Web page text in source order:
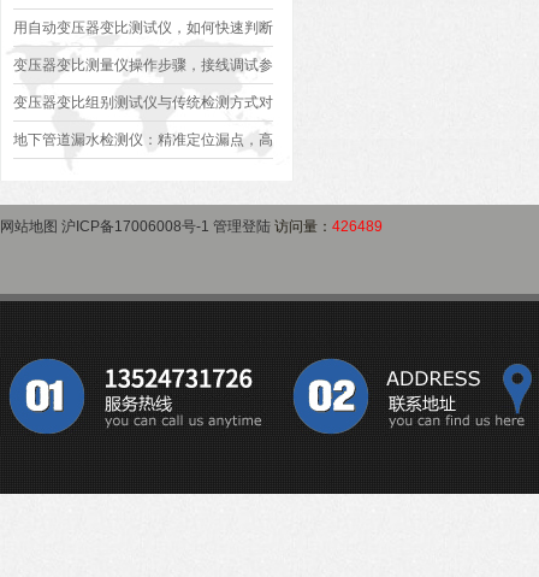
异常排查方案
型、接线规范、报告生成全流程标准化操
作指南
用自动变压器变比测试仪，如何快速判断
变压器是否合格？
变压器变比测量仪操作步骤，接线调试参
数设定变比测试数据保存使用教程
变压器变比组别测试仪与传统检测方式对
比：精度、速度与安全性深度分析
地下管道漏水检测仪：精准定位漏点，高
网站地图 沪ICP备17006008号-1 管理登陆 访问量： 426489